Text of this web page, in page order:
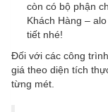
còn có bộ phận
Khách Hàng –
tiết nhé!
Đối với các công
giá theo diện tích
từng mét.